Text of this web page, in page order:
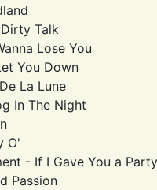
Talk
Lose You
You Down
La Lune
In The Night
O'
- If I Gave You a Party
Passion